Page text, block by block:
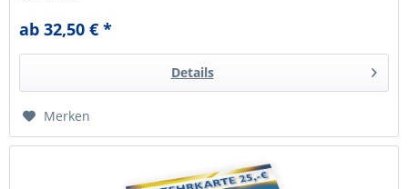
ab 32,50 € *
Details
Merken